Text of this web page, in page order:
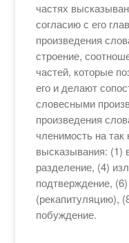
частях
согласию с его
произведения
строение,
частей, которые
его и делают
словесными
произведения
членимость на
высказывания: (1)
разделение, (4)
подтверждение,
(рекапитуляцию),
побуждение.